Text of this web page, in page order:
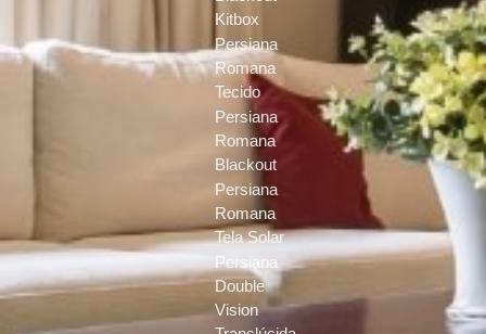
Kitbox
Persiana
Romana
Tecido
Persiana
Romana
Blackout
Persiana
Romana
Tela Solar
Persiana
Double
Vision